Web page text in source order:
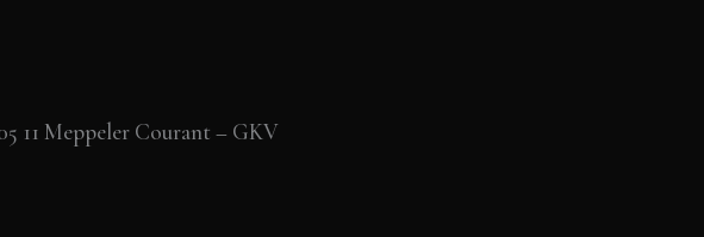
11 Meppeler Courant – GKV